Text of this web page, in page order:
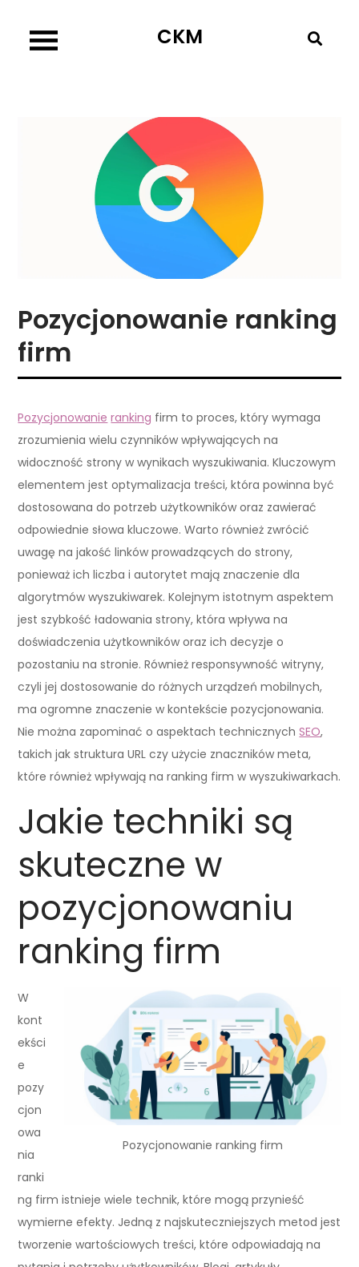
content
CKM
Pozycjonowanie ranking
firm
Pozycjonowanie ranking firm to proces, który wymaga
zrozumienia wielu czynników wpływających na
widoczność strony w wynikach wyszukiwania. Kluczowym
elementem jest optymalizacja treści, która powinna być
dostosowana do potrzeb użytkowników oraz zawierać
odpowiednie słowa kluczowe. Warto również zwrócić
uwagę na jakość linków prowadzących do strony,
ponieważ ich liczba i autorytet mają znaczenie dla
algorytmów wyszukiwarek. Kolejnym istotnym aspektem
jest szybkość ładowania strony, która wpływa na
doświadczenia użytkowników oraz ich decyzje o
pozostaniu na stronie. Również responsywność witryny,
czyli jej dostosowanie do różnych urządzeń mobilnych,
ma ogromne znaczenie w kontekście pozycjonowania.
Nie można zapominać o aspektach technicznychSEO,
takich jak struktura URL czy użycie znaczników meta,
które również wpływają na ranking firm w wyszukiwarkach.
Jakie techniki są
skuteczne w
pozycjonowaniu
ranking firm
Pozycjonowanie ranking firm
W
kont
ekści
e
pozy
cjon
owa
nia
ranki
ng firm istnieje wiele technik, które mogą przynieść
wymierne efekty. Jedną z najskuteczniejszych metod jest
tworzenie wartościowych treści, które odpowiadają na